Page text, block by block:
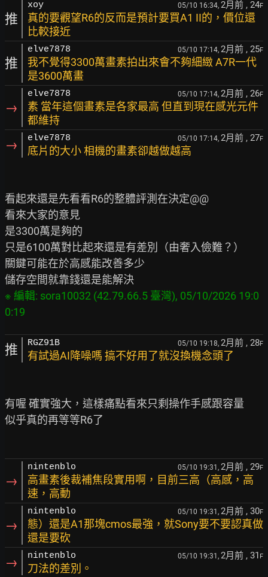
推
xoy 05/10 16:34, 2月前 , 24F
真的要觀望R6的反而是預計要買A1 II的，價位還
比較接近
推
elve7878 05/10 17:14, 2月前 , 25F
我不覺得3300萬畫素拍出來會不夠細緻 A7R一代
是3600萬畫
→
elve7878 05/10 17:14, 2月前 , 26F
素 當年這個畫素是各家最高 但直到現在感光元件
都維持
→ elve7878 05/10 17:14, 2月前 , 27F
底片的大小 相機的畫素卻越做越高
看起來還是先看看R6的整體評測在決定@@
看來大家的意見
是3300萬是夠的
只是6100萬對比起來還是有差別（由奢入儉難？）
關鍵可能在於高感能改善多少
※ 編輯: sora10032 (42.79.66.5 臺灣), 05/10/2026 19:0
推 RGZ91B 05/10 19:18, 2月前 , 28F
有試過AI降噪嗎 搞不好用了就沒換機念頭了
有喔 確實強大，這樣痛點看來只剩操作手感跟容量
似乎真的再等等R6了
→
nintenblo 05/10 19:31, 2月前 , 29F
高畫素後裁補焦段實用啊，目前三高（高感，高
速，高動
→
nintenblo 05/10 19:31, 2月前 , 30F
態）還是A1那塊cmos最強，就Sony要不要認真做
還是要砍
→ nintenblo 05/10 19:31, 2月前 , 31 F
刀法的差別。